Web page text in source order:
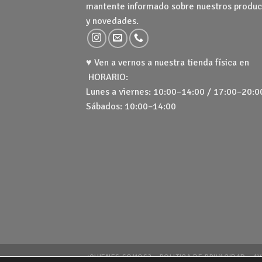
mantente informado sobre nuestros
y novedades.
♥ Ven a vernos a nuestra tienda física en
HORARIO:
Lunes a viernes: 10:00–14:00 /
Sábados: 10:00–14:00
¿QUIENES SOMOS? POLITICA DE PRIVACIDAD